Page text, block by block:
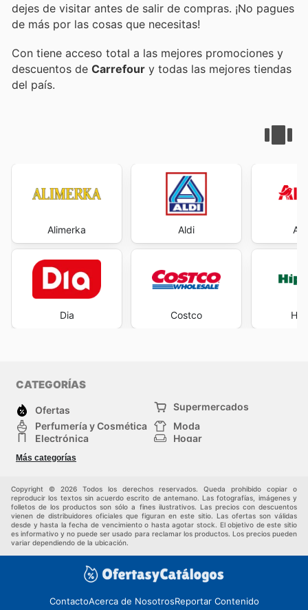
dejes de visitar antes de salir de compras. ¡No pagues
de más por las cosas que necesitas!
Con tiene acceso total a las mejores promociones y
descuentos de Carrefour y todas las mejores tiendas
del país.
Alimerka
Dia
Aldi
Costco
CATEGORÍAS
Ofertas
Supermercados
Perfumería y Cosmética
Moda
Electrónica
Hogar
Deporte
Juguetes y bebés
Más categorías
Copyright © 2026 Todos los derechos reservados. Queda prohibido copiar o
reproducir los textos sin acuerdo escrito de antemano. Las fotografías, imágenes y
folletos de los productos son sólo a fines ilustrativos. Las precios con descuentos
vienen de distribuidores oficiales que figuran en este sitio. Las ofertas son válidas
desde y hasta la fecha de vencimiento o hasta agotar stock. El objetivo de este sitio
es informativo y no puede ser usado para reclamar los productos. Los precios pueden
variar dependiendo de la ubicación.
ContactoAcerca de NosotrosReportar Contenido